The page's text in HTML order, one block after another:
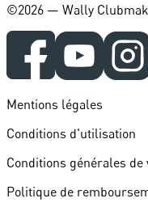
©️2026 — Wally
Mentions légales
Conditions d'utilisation
Conditions générales de
Politique de